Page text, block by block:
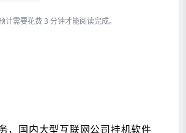
计需要花费 3 分钟才能阅读完成。
，国内大型互联网公司挂机软件